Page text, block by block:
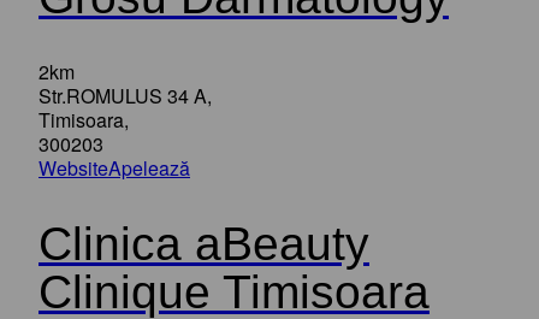
2km
Str.ROMULUS 34 A,
Timisoara,
300203
WebsiteApelează
Clinica aBeauty
Clinique Timisoara